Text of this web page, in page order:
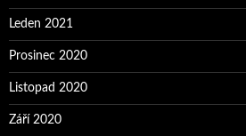
Leden 2021
Prosinec 2020
Listopad 2020
Září 2020